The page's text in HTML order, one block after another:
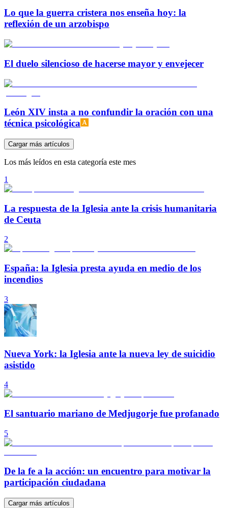
Lo que la guerra cristera nos enseña hoy: la
reflexión de un arzobispo
El duelo silencioso de hacerse mayor y envejecer
León XIV insta a no confundir la oración con una
técnica psicológica
Cargar más artículos
Los más leídos en esta categoría este mes
1
La respuesta de la Iglesia ante la crisis humanitaria
de Ceuta
2
España: la Iglesia presta ayuda en medio de los
incendios
3
Nueva York: la Iglesia ante la nueva ley de suicidio
asistido
4
El santuario mariano de Medjugorje fue profanado
5
De la fe a la acción: un encuentro para motivar la
participación ciudadana
Cargar más artículos